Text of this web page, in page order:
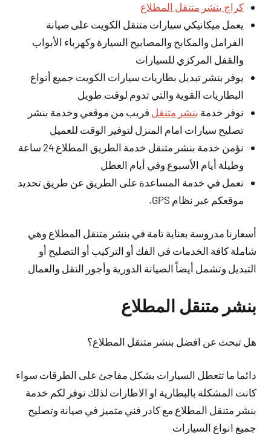
كراج بنشر متنقل المطلاع
يعمل ميكانيكي سيارات متنقل الكويت على صيانة
الفرامل والمكابح والمصابيح السيارة وكهرباء الأبواب
والقفل المركزي للسيارات
يوفر بنشر تبديل بطاريات سيارات الكويت جميع أنواع
البطاريات القوية والتي تدوم لوقت طويل
نوفر خدمة بنشر متنقل قريب من موقعي وخدمة بنشر
تصليح سيارات امام المنزل لتوفير الوقت للعميل
نؤمن خدمة بنشر متنقل خدمة الطريق المطلاع 24 ساعة
وطيلة أيام الأسبوع وفي أيام العطل
نعمل في خدمة المساعدة على الطريق عن طريق تحديد
موقعكم عبر نظام GPS.
أسعارنا مدروسة بعناية تامة في بنشر متنقل المطلاع وهي
شاملة كافة الخدمات في الفك أو التركيب أو التصليح أو
التبديل وتشمل أيضاً الصيانة الدورية وأجور النقل والعمال
بنشر متنقل المطلاع
هل تبحث عن افضل بنشر متنقل المطلاع؟
دائما ما تتعطل السيارات بشكل مفاجئ على الطرقات سواء
كانت المشكلة بالبطارية او الاطارات لذلك نوفر لكم خدمة
بنشر متنقل المطلاع مع كادر فني متميز في صيانة وتصليح
جميع انواع السيارات